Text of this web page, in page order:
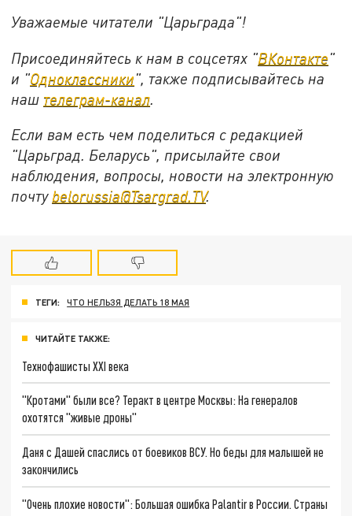
Уважаемые читатели "Царьграда"!
Присоединяйтесь к нам в соцсетях "ВКонтакте"
и "Одноклассники", также подписывайтесь на
наш телеграм-канал
Если вам есть чем поделиться с редакцией
"Царьград. Беларусь", присылайте свои
наблюдения, вопросы, новости на электронную
почту belorussia@Tsargrad.TV.
ТЕГИ: ЧТО НЕЛЬЗЯ ДЕЛАТЬ 18 МАЯ
ЧИТАЙТЕ ТАКЖЕ:
Технофашисты XXI века
"Кротами" были все? Теракт в центре Москвы: На генералов
охотятся "живые дроны"
Даня с Дашей спаслись от боевиков ВСУ. Но беды для малышей не
закончились
"Очень плохие новости": Большая ошибка Palantir в России. Страны